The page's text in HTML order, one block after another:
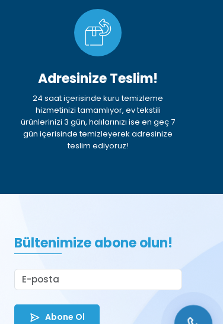
Adresinize Teslim!
24 saat içerisinde kuru temizleme
hizmetinizi tamamlıyor, ev tekstili
ürünlerinizi 3 gün, halılarınızı ise en geç 7
gün içerisinde temizleyerek adresinize
teslim ediyoruz!
Bültenimize abone olun!
Abone Ol